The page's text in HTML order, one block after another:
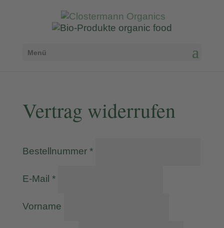
Menü
Vertrag widerrufen
Bestellnummer *
E-Mail *
Vorname